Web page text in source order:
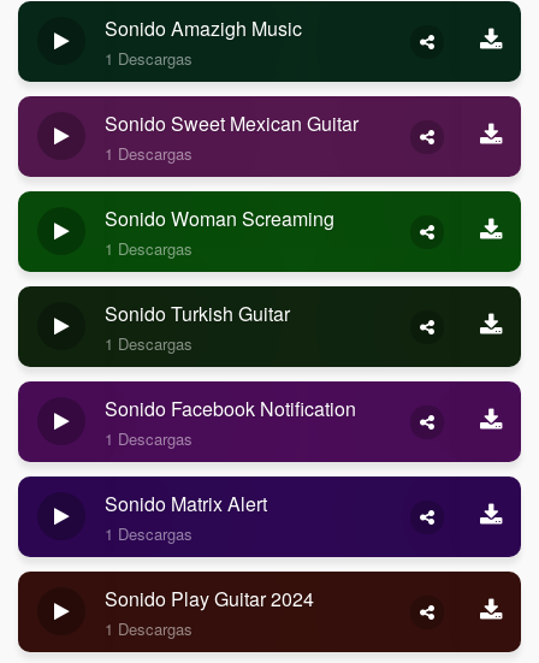
Sonido Amazigh Music
1 Descargas
Sonido Sweet Mexican Guitar
1 Descargas
Sonido Woman Screaming
1 Descargas
Sonido Turkish Guitar
1 Descargas
Sonido Facebook Notification
1 Descargas
Sonido Matrix Alert
1 Descargas
Sonido Play Guitar 2024
1 Descargas